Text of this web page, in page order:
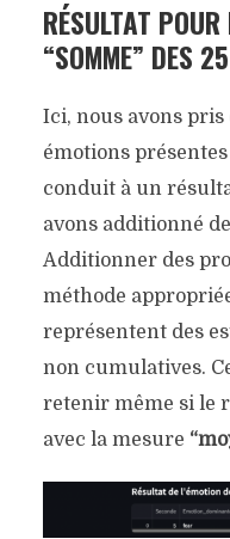
RÉSULTAT
“SOMME” DES
Ici, nous avons pris
émotions
conduit à un
avons additionné
Additionner des
méthode
représentent des
non cumulatives.
retenir même si le
avec la mesure